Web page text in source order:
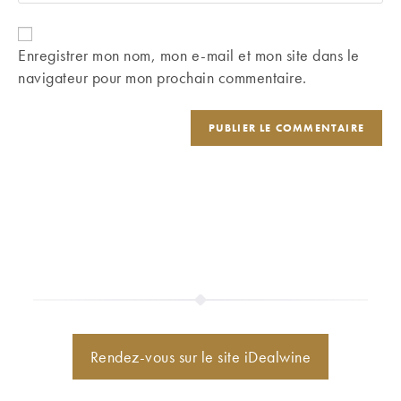
comment
comment
de
votre
(facultatif)
Enregistrer mon nom, mon e-mail et mon site dans le
navigateur pour mon prochain commentaire.
Rendez-vous sur le site iDealwine